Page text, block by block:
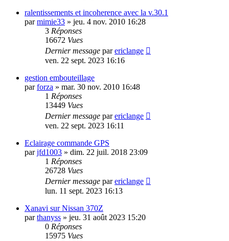
ralentissements et incoherence avec la v.30.1
parmimie33 » jeu. 4 nov. 2010 16:28
3 Réponses
16672 Vues
Dernier message parericlange
ven. 22 sept. 2023 16:16
gestion embouteillage
parforza » mar. 30 nov. 2010 16:48
1 Réponses
13449 Vues
Dernier message parericlange
ven. 22 sept. 2023 16:11
Eclairage commande GPS
parjfd1003 » dim. 22 juil. 2018 23:09
1 Réponses
26728 Vues
Dernier message parericlange
lun. 11 sept. 2023 16:13
Xanavi sur Nissan 370Z
parthanyss » jeu. 31 août 2023 15:20
0 Réponses
15975 Vues